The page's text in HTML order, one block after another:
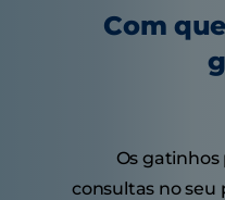
Com
Os gatinhos
consultas no seu